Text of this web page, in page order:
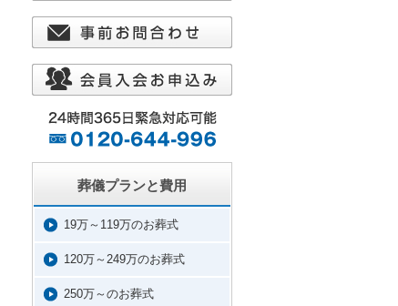
葬儀プランと費用
19万～119万のお葬式
120万～249万のお葬式
250万～のお葬式